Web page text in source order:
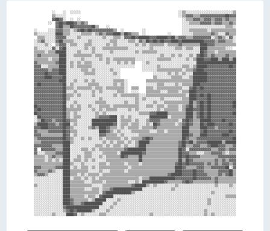
          ░░    ░░  ░░░░░░                                                      ░░▒▒░░░░░░░░░░░░░░░░░░░░░░░░░░▒▒
          ▒▒░░░░░░                                                              ░░▒▒▓▓▓▓▒▒▒▒▓▓▓▓▓▓▓▓▓▓▓▓▓▓██▓▓▓▓
          ▓▓██▓▓░░  ░░  ░░                                                        ░░▒▒▒▒▓▓▓▓▒▒▓▓▓▓▒▒▓▓▓▓▒▒▓▓▒▒▒▒
        ░░  ▓▓██▓▓████▓▓▒▒▓▓▒▒                                                    ░░░░▒▒▒▒▒▒▓▓▓▓▓▓▒▒▓▓▓▓▒▒▒▒▓▓▒▒
            ▓▓██▒▒▒▒██▓▓▓▓▓▓▓▓▓▓██▒▒    ░░                                        ░░░░░░░░░░░░░░░░░░░░░░░░▒▒▒▒░░
░░      ░░░░▓▓▓▓▒▒▒▒░░▒▒▓▓██▓▓██▓▓▓▓▓▓▓▓▓▓▓▓▒▒  ░░          ░░                    ░░░░▒▒▒▒▒▒▒▒▒▒░░▒▒▒▒▒▒▒▒▒▒▒▒▒▒
▒▒░░░░░░░░░░████▒▒▒▒░░░░░░▒▒▒▒▒▒░░▒▒▓▓▒▒▓▓▓▓████▒▒██▓▓▒▒▒▒  ░░            ░░      ░░░░░░▒▒▒▒▒▒▒▒▒▒▓▓▒▒░░░░▓▓▒▒▒▒
  ▒▒▒▒░░░░░░▓▓▓▓▓▓░░░░░░▒▒░░░░░░░░░░░░▒▒░░░░▒▒▒▒░░▓▓▓▓██▓▓██████▓▓▓▓██████▓▓██▒▒▓▓▓▓▒▒▒▒▓▓▓▓▓▓▓▓▓▓░░▒▒▓▓▒▒░░▓▓░░
░░▒▒▓▓░░░░░░▓▓██▒▒▒▒▒▒░░░░░░░░▒▒░░░░░░░░░░▒▒▒▒░░░░░░▒▒▒▒░░▓▓▒▒██▓▓██▓▓██▓▓▓▓████▓▓████████████▓▓▓▓▓▓▒▒▓▓▓▓▒▒▒▒░░
░░░░░░▒▒░░  ▒▒▓▓▓▓░░▒▒▒▒░░░░▒▒▒▒░░░░░░░░▒▒░░▒▒░░░░░░░░░░▒▒░░▒▒░░▒▒▒▒▒▒▒▒░░▒▒▒▒▒▒▓▓▒▒▒▒▒▒▒▒▒▒████▓▓▓▓▒▒▒▒▒▒▒▒▒▒▒▒
▒▒░░░░░░░░▓▓░░▓▓██░░░░░░░░░░▒▒░░▒▒░░░░▒▒▒▒▒▒▒▒▒▒▒▒▒▒░░░░░░░░░░░░▒▒░░░░░░░░░░░░▒▒▒▒░░▒▒▒▒░░░░████▒▒▒▒▒▒▒▒▒▒░░░░
▒▒▒▒▒▒░░▒▒▒▒██████░░░░░░▒▒░░░░░░▒▒░░░░░░░░▒▒░░░░░░░░░░░░▒▒░░▒▒▒▒▒▒▒▒░░░░░░░░░░░░░░░░░░░░░░░░██▓▓▒▒▒▒░░▒▒▒▒▒▒▒▒▒▒
▒▒▓▓▒▒▒▒▒▒▒▒▒▒████░░░░▒▒▒▒▒▒▒▒▒▒░░▒▒▒▒░░░░░░░░░░░░░░░░░░░░░░░░░░░░░░░░▒▒░░░░▒▒░░▒▒░░░░▒▒░░▓▓██▓▓▒▒▓▓▒▒▒▒▒▒▓▓▒▒▒▒
▒▒▒▒▒▒▒▒░░▒▒▒▒████░░░░░░░░▒▒░░░░░░░░▒▒░░▒▒░░▒▒▒▒▒▒▒▒▒▒▒▒░░░░░░░░░░░░▒▒▒▒▒▒▒▒░░░░░░░░▒▒░░▒▒████▓▓▓▓████▒▒████▒▒██
▓▓▒▒▒▒▒▒▒▒▒▒▓▓████░░▒▒░░▒▒░░▒▒▒▒░░░░░░░░▒▒░░░░▒▒░░▒▒░░▒▒    ░░▒▒░░░░░░░░░░░░░░░░░░░░░░░░░░██████████████████████
▓▓▓▓░░░░▒▒▒▒▒▒████░░▒▒░░▒▒▒▒▒▒▒▒░░░░░░░░░░░░░░░░░░░░░░░░    ░░░░░░░░▒▒░░░░░░░░░░░░▒▒▒▒░░▒▒██████▓▓▓▓▓▓▓▓▓▓▓▓██▓▓
▓▓▓▓▓▓▓▓▒▒▓▓▓▓████░░░░░░░░▒▒▒▒░░▒▒░░░░░░░░▒▒░░░░            ░░░░░░░░▒▒▒▒▒▒▒▒▒▒▒▒▒▒░░▒▒▒▒▓▓████▓▓▓▓▓▓▓▓▓▓▓▓▓▓▓▓▓▓
▓▓▓▓▓▓██▓▓▓▓▓▓████░░░░░░░░░░▒▒▒▒▒▒░░░░░░░░░░▒▒░░                  ░░░░░░░░▒▒░░▒▒░░▒▒░░░░████████▓▓▓▓▓▓▓▓▓▓▓▓▓▓▓▓
▓▓▓▓▓▓████▓▓▓▓▓▓██░░░░░░░░░░░░░░░░░░░░░░░░░░░░░░                  ▒▒░░░░░░░░▒▒▒▒▒▒░░░░▒▒████████▓▓▓▓▓▓▓▓▓▓▓▓▓▓▓▓
▓▓▓▓▓▓▓▓▓▓▓▓▓▓████░░░░▒▒░░░░▒▒░░▒▒░░░░░░░░░░▒▒▒▒▒▒░░          ▒▒▒▒▒▒▒▒▒▒▒▒▒▒▒▒▒▒▒▒▒▒▒▒▒▒████████▓▓▓▓▓▓▓▓▓▓▓▓▓▓▓▓
▓▓██▓▓▓▓▓▓▓▓▓▓▓▓██░░▒▒░░░░░░░░▒▒▒▒▒▒░░░░░░░░▒▒░░▒▒░░          ░░░░░░▒▒▒▒░░░░░░▒▒░░▒▒▒▒▒▒████▓▓▓▓▓▓▓▓▓▓▓▓▓▓▓▓▓▓▓▓
▓▓▓▓▓▓▓▓▓▓▓▓▓▓▓▓██▒▒▒▒░░▒▒▒▒▒▒▒▒░░▒▒▒▒░░▒▒▒▒▒▒▒▒▒▒░░  ▒▒▒▒    ▒▒▒▒░░▒▒▒▒▒▒▒▒▒▒▒▒▒▒░░░░▓▓██▓▓██▓▓▓▓▓▓▓▓▓▓▓▓▓▓▓▓▓▓
▓▓▓▓▓▓▓▓▓▓▓▓▓▓▓▓██░░░░▒▒░░░░░░░░▒▒░░▒▒░░░░░░░░▒▒▒▒░░  ░░░░    ▒▒▒▒▒▒▒▒░░░░▒▒▒▒▒▒░░▒▒▒▒████▓▓▓▓▓▓▓▓▓▓▓▓▓▓▓▓▓▓▓▓▓▓
▓▓▓▓▓▓▓▓▓▓▓▓▓▓▓▓██▒▒▒▒░░▒▒░░░░░░▒▒░░░░░░░░░░▒▒░░▒▒▒▒▒▒▒▒▒▒░░░░▒▒▒▒▒▒▒▒▒▒▒▒▒▒▒▒▒▒▒▒▒▒░░████▓▓██▓▓██▓▓▓▓▓▓▓▓▓▓▓▓▓▓
▓▓▓▓▓▓▓▓▓▓▓▓▓▓▓▓██▒▒░░░░░░░░░░░░░░░░▒▒░░░░░░░░░░░░░░░░░░▒▒░░▒▒░░░░░░░░▒▒░░░░░░░░░░▒▒▒▒████▓▓▓▓▓▓██▓▓▓▓▓▓▓▓▓▓▓▓▓▓
▓▓▓▓▓▓▓▓▓▓▓▓▓▓▓▓██░░░░▒▒░░░░░░░░░░▒▒▒▒▒▒░░░░░░░░░░▒▒░░░░▒▒░░░░░░░░▒▒░░░░▒▒▒▒▒▒▒▒▒▒▒▒▒▒██▒▒▓▓██▓▓██▓▓▓▓▓▓▓▓▓▓▓▓██
██▓▓▓▓▓▓▓▓▓▓▓▓▓▓██░░▒▒░░▒▒░░░░▒▒░░░░▒▒▒▒▒▒░░▒▒▒▒▒▒▒▒▒▒▒▒▒▒░░░░▒▒▒▒░░▒▒▒▒░░▒▒▒▒▒▒░░▒▒▓▓██▒▒▓▓██▓▓██▓▓▓▓▓▓▓▓▓▓▓▓██
▓▓██▓▓▓▓▓▓▓▓▓▓▓▓██▒▒▒▒▒▒▒▒░░░░░░▒▒░░▒▒░░▒▒▒▒▒▒░░░░░░▒▒░░▒▒░░░░░░░░░░▒▒░░▒▒▒▒▒▒▒▒░░▒▒████▓▓▓▓██▓▓██▓▓▓▓▓▓▓▓▓▓▓▓▓▓
██▓▓▓▓▓▓▓▓▓▓▓▓▓▓██▒▒░░▒▒░░░░░░░░░░▒▒░░▒▒░░░░░░░░░░░░░░░░░░▒▒▒▒▒▒▓▓▓▓██████▒▒▒▒▒▒▒▒▒▒████▒▒▓▓██▓▓██▓▓▓▓▓▓▓▓▓▓▓▓██
░░██▓▓▓▓▓▓▓▓▓▓▓▓██▒▒░░▒▒▒▒░░░░░░░░▒▒▓▓▓▓▓▓████░░▒▒░░▒▒░░░░░░░░░░██████████░░▒▒▒▒▒▒▒▒████▒▒▓▓██▓▓██▓▓▓▓▓▓▓▓▓▓▓▓▓▓
░░▒▒██▓▓▓▓▒▒▓▓▓▓██▓▓▒▒▒▒░░░░░░░░██████████████░░▒▒▒▒▒▒░░▒▒░░░░▒▒▓▓▓▓▓▓▒▒▒▒▒▒▒▒▒▒░░▓▓██▓▓▒▒▒▒██████▓▓▓▓▓▓██▓▓▓▓▓▓
▒▒██████▓▓▓▓▒▒▓▓████░░▒▒░░░░░░░░████████████▓▓░░▒▒▒▒░░▒▒▒▒░░░░▒▒░░██▓▓▒▒▒▒▒▒▒▒░░▒▒▓▓██▓▓▒▒▒▒██▓▓████▓▓▓▓▓▓▓▓██▓▓
▓▓▓▓████▓▓▓▓▓▓▓▓██▓▓▒▒░░░░░░░░▒▒▓▓▒▒████▓▓▒▒▒▒░░▒▒░░▒▒▒▒▒▒░░▒▒▒▒▒▒▓▓▒▒▒▒▒▒▒▒▒▒▒▒▒▒████▒▒▒▒▒▒████▓▓▓▓▒▒▓▓▓▓▓▓▓▓▓▓
▓▓▒▒▒▒▒▒▓▓▓▓▓▓▓▓██▓▓▒▒▒▒░░░░░░░░░░░░████▓▓▒▒░░▒▒░░░░░░▒▒▒▒▒▒▒▒▒▒░░░░▒▒▒▒░░▒▒▒▒▒▒▒▒████▒▒▒▒▒▒▓▓██▓▓▓▓▓▓▓▓▓▓▓▓██▓▓
▓▓▓▓▒▒▒▒▒▒▒▒▒▒▒▒██▓▓░░▒▒░░░░░░░░░░░░▓▓▓▓▒▒▒▒▒▒░░▒▒░░░░░░░░▒▒▒▒▒▒▒▒▒▒▒▒▒▒▒▒▒▒▒▒▒▒▒▒████▓▓▒▒▒▒████▓▓▓▓▓▓▓▓████▓▓▓▓
▒▒▓▓▓▓▓▓▓▓▓▓▓▓▓▓██▓▓▒▒░░░░▒▒░░▒▒░░░░▒▒░░▒▒▒▒▒▒▒▒░░▒▒░░▒▒▒▒▒▒▓▓██▓▓▒▒▒▒▒▒▒▒▒▒▒▒▒▒▒▒██▓▓▒▒▒▒▓▓▓▓▓▓▓▓▓▓▓▓▓▓▓▓▓▓▓▓██
▒▒▒▒▓▓▓▓▓▓▓▓▓▓▓▓████▒▒░░░░░░░░░░░░░░░░▒▒░░▒▒░░▒▒▒▒░░▒▒░░▒▒██████▒▒▒▒▒▒▒▒▒▒▒▒▒▒▒▒▓▓██▓▓██▒▒▓▓▓▓▓▓████████▒▒██████
▓▓▓▓▓▓▓▓▓▓▒▒▒▒▒▒████░░░░░░░░░░░░░░▒▒▒▒░░▒▒░░▒▒▒▒░░▒▒░░░░▒▒████▒▒▒▒▒▒▒▒▒▒▒▒▒▒▒▒▒▒▓▓██▒▒▒▒▓▓▓▓▒▒▒▒▓▓████▓▓▓▓▒▒▒▒▓▓
▓▓  ▓▓▓▓▓▓▓▓▒▒▒▒████░░░░░░▒▒▒▒░░▒▒░░▒▒▒▒▒▒▒▒▒▒▒▒▒▒▓▓██████████▒▒▒▒▒▒▒▒▒▒▒▒▒▒▒▒▒▒██▓▓░░▓▓▓▓▓▓▓▓▓▓▓▓▒▒▒▒▓▓▓▓▒▒▓▓▓▓
▓▓░░░░▒▒▒▒▒▒▓▓▓▓████░░░░░░░░▒▒▒▒░░░░░░▒▒▒▒▒▒▒▒░░████████████▓▓▒▒▒▒▒▒▒▒▒▒▒▒▒▒▒▒▒▒██▓▓▓▓▒▒▒▒░░░░▒▒▒▒▓▓▓▓▓▓▒▒░░▒▒▒▒
▒▒▒▒▒▒░░▒▒▓▓▒▒▒▒████░░░░▒▒░░▒▒▒▒░░░░▒▒░░▒▒▒▒▒▒▒▒██▓▓▒▒▒▒▒▒██▒▒▒▒▒▒▒▒▒▒▒▒▒▒▒▒▒▒▒▒██▓▓██▓▓▓▓▓▓▒▒▒▒▒▒▒▒▒▒▓▓▓▓▓▓▓▓▓▓
▒▒▒▒▒▒░░▒▒░░▒▒░░████░░▒▒▒▒░░▒▒░░▒▒░░░░░░▒▒▒▒▒▒▒▒▒▒▒▒▒▒▒▒▒▒██▒▒▒▒▒▒▒▒▒▒▒▒▒▒▒▒▒▒▒▒██▒▒██▓▓▒▒▒▒▒▒▒▒▒▒▒▒▓▓▒▒▓▓▒▒▓▓▓▓
▒▒▒▒▒▒▒▒▒▒▒▒▒▒▒▒████▒▒░░░░▒▒░░░░░░░░▒▒▒▒░░▒▒▒▒▒▒▒▒░░▒▒▒▒▒▒░░▒▒▒▒▒▒▒▒▒▒▒▒▒▒▒▒▒▒▓▓██▓▓██▓▓▓▓▓▓▓▓▒▒▓▓▒▒▓▓▒▒▓▓▓▓▒▒▓▓
▓▓▓▓▒▒▒▒▒▒▒▒▓▓▓▓████░░▒▒░░▒▒▒▒░░▒▒░░▒▒▒▒▒▒▒▒▒▒▒▒▒▒▒▒░░▒▒▒▒▒▒▒▒▒▒▒▒▒▒▒▒▒▒▒▒▒▒▒▒████▓▓▒▒▒▒▒▒▓▓▓▓▒▒▒▒▓▓▓▓▓▓▓▓██░░▓▓
▓▓▒▒▒▒▒▒▓▓▒▒░░░░████▒▒▒▒▒▒▒▒▒▒░░░░░░▒▒░░░░▒▒▒▒▒▒▒▒░░▒▒▒▒▒▒▒▒▒▒▒▒▒▒▒▒▒▒▒▒▒▒▒▒▒▒████▓▓▓▓▓▓██▓▓▓▓▒▒▒▒▒▒▒▒▓▓▓▓▓▓██▒▒
▒▒▓▓▓▓▒▒░░░░░░░░████▒▒▒▒░░▒▒░░▒▒▒▒▒▒░░▒▒▒▒▒▒▒▒▒▒▒▒▒▒▒▒▒▒▒▒▒▒▒▒▒▒▒▒▒▒▒▒▒▒▒▒▓▓██████▓▓▓▓▓▓██▓▓▓▓▓▓▒▒▒▒▒▒▓▓▒▒▓▓██▒▒
░░░░░░░░░░░░░░░░████░░▒▒▒▒░░▒▒░░▒▒░░▒▒▒▒▒▒▒▒▒▒▒▒▒▒▒▒▒▒▒▒▒▒░░▒▒▒▒██████████████▓▓▓▓▓▓▓▓▓▓██▓▓▓▓▓▓▓▓▒▒▓▓▒▒▒▒▒▒▒▒▒▒
░░░░░░░░░░░░░░░░████▒▒▒▒▒▒▒▒░░░░▒▒▒▒▒▒░░▒▒▒▒▒▒▒▒▒▒▒▒░░░░▒▒░░████████████▓▓▒▒▒▒▒▒▒▒▓▓██▓▓▒▒▒▒▒▒▒▒▒▒▒▒▓▓▒▒▒▒▒▒▒▒▒▒
▒▒░░░░░░░░░░░░░░████▒▒▒▒▒▒▒▒▒▒▒▒░░░░░░▒▒▒▒▒▒▒▒▒▒▒▒▒▒▒▒▓▓██████▒▒░░▒▒░░░░░░░░░░▒▒░░░░░░░░░░░░░░░░░░░░▒▒░░░░░░▒▒░░
░░░░░░░░░░░░░░░░████▒▒▒▒▒▒▒▒░░░░▒▒▒▒░░▒▒▒▒▓▓████████████████░░░░░░░░░░░░░░░░▒▒░░░░░░░░░░░░░░░░░░░░░░░░░░░░░░░░░░
░░░░░░░░░░░░░░░░████▒▒▒▒▒▒▒▒▒▒▒▒▒▒▒▒░░▓▓██████████████▒▒░░░░░░░░░░░░░░░░░░░░░░░░░░░░░░░░░░░░░░░░░░▒▒░░░░░░░░░░░░
░░░░░░░░░░░░░░░░████▒▒▒▒▒▒▒▒░░▒▒▒▒░░▓▓██████░░░░░░░░░░░░░░░░░░░░░░░░░░░░░░░░░░░░░░░░░░░░░░░░░░░░░░░░░░░░░░▒▒▒▒▒▒
░░░░░░░░░░░░░░░░████▓▓▒▒▒▒▒▒▒▒░░▒▒██████░░░░░░▒▒░░░░░░░░░░░░░░░░░░░░░░░░░░░░░░░░░░░░░░░░░░░░░░░░▒▒░░░░░░░░░░░░░░
░░░░░░░░░░░░░░░░████▓▓▒▒▒▒▓▓██████████░░░░░░▒▒░░░░░░░░░░░░░░░░░░░░░░░░░░░░░░░░░░░░░░░░░░░░░░░░░░▒▒░░░░░░░░░░░░░░
░░░░░░░░░░░░░░░░▓▓██████████████████░░░░░░▒▒░░░░░░░░░░░░░░░░░░░░░░░░░░░░░░░░░░░░░░░░░░░░░░░░░░░░░░░░░░░░░░░░░░░░
░░░░░░░░░░░░░░░░▒▒▓▓██▓▓████████▒▒░░░░░░▒▒░░░░░░░░░░░░░░░░░░░░░░░░░░░░░░░░░░░░░░░░░░░░░░░░░░░░▒▒░░░░░░░░░░░░░░░░